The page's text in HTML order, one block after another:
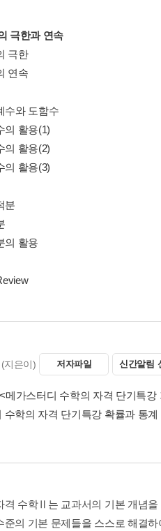
극한과 연속
극한
연속
수와 도함수
의 활용(1)
의 활용(2)
의 활용(3)
분
의 활용
(지은이) 저자파일 신간알림
<메가스터디 수학의 자격 단기특강
수학의 자격 단기특강 확률과 통계
격 수학Ⅱ는 교과서의 기본 개념
준의 기본 문제들을 스스로 해결